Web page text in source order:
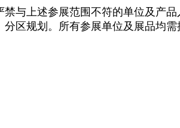
与上述参展范围不符的单位及产品
区规划。所有参展单位及展品均需